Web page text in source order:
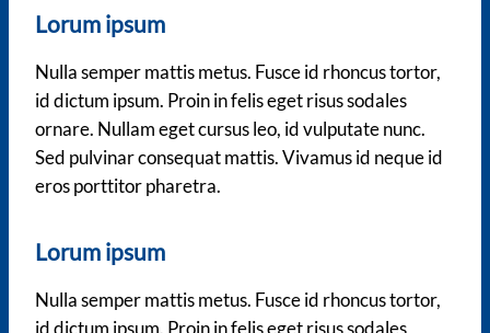
Lorum ipsum
Nulla semper mattis metus. Fusce id rhoncus tortor,
id dictum ipsum. Proin in felis eget risus sodales
ornare. Nullam eget cursus leo, id vulputate nunc.
Sed pulvinar consequat mattis. Vivamus id neque id
eros porttitor pharetra.
Lorum ipsum
Nulla semper mattis metus. Fusce id rhoncus tortor,
id dictum ipsum. Proin in felis eget risus sodales